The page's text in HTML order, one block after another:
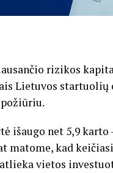
rizikos
Lietuvos startuolių
išaugo net 5,9
matome, kad
vietos